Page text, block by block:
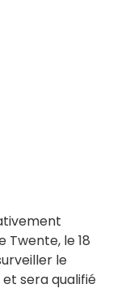
le 18
le
sera qualifié